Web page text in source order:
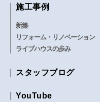
施工事例
新築
リフォーム・リノベーション
ライブハウスの歩み
スタッフブログ
YouTube